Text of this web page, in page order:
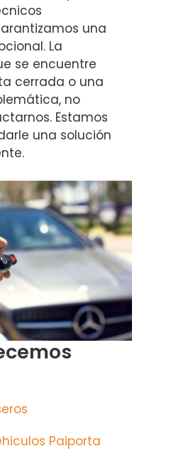
una
La
se encuentre
cerrada o una
no
Estamos
una solución
Paiporta